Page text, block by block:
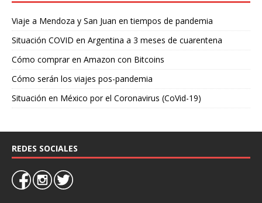
Viaje a Mendoza y San Juan en tiempos de pandemia
Situación COVID en Argentina a 3 meses de cuarentena
Cómo comprar en Amazon con Bitcoins
Cómo serán los viajes pos-pandemia
Situación en México por el Coronavirus (CoVid-19)
REDES SOCIALES